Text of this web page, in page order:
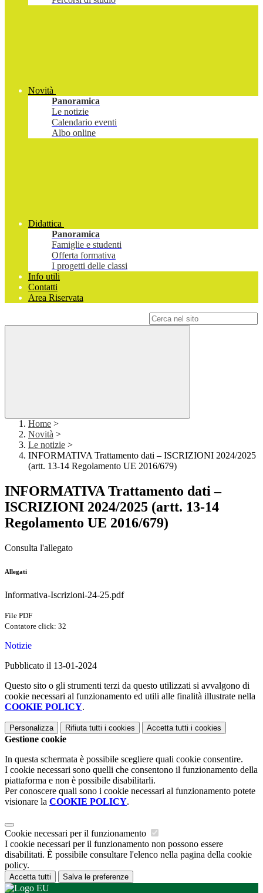
Novità
Panoramica
Le notizie
Calendario eventi
Albo online
Didattica
Panoramica
Famiglie e studenti
Offerta formativa
I progetti delle classi
Info utili
Contatti
Area Riservata
Home >
Novità >
Le notizie >
INFORMATIVA Trattamento dati – ISCRIZIONI 2024/2025
(artt. 13-14 Regolamento UE 2016/679)
INFORMATIVA Trattamento dati –
ISCRIZIONI 2024/2025 (artt. 13-14
Regolamento UE 2016/679)
Consulta l'allegato
Allegati
Informativa-Iscrizioni-24-25.pdf
File PDF
Contatore click: 32
Notizie
Pubblicato il 13-01-2024
Questo sito o gli strumenti terzi da questo utilizzati si avvalgono di
cookie necessari al funzionamento ed utili alle finalità illustrate nella
COOKIE POLICY.
Personalizza Rifiuta tutti i cookies Accetta tutti i cookies
Gestione cookie
In questa schermata è possibile scegliere quali cookie consentire.
I cookie necessari sono quelli che consentono il funzionamento della
piattaforma e non è possibile disabilitarli.
Per conoscere quali sono i cookie necessari al funzionamento potete
visionare la COOKIE POLICY.
Cookie necessari per il funzionamento
I cookie necessari per il funzionamento non possono essere
disabilitati. È possibile consultare l'elenco nella pagina della cookie
policy.
Accetta tutti Salva le preferenze